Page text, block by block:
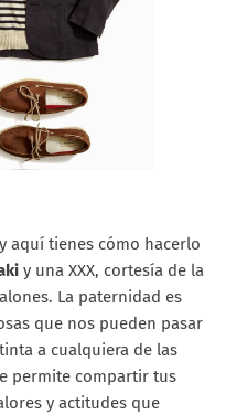
aquí tienes cómo hacerlo
y una XXX, cortesía de la
La paternidad es
que nos pueden pasar
a cualquiera de las
permite compartir tus
y actitudes que